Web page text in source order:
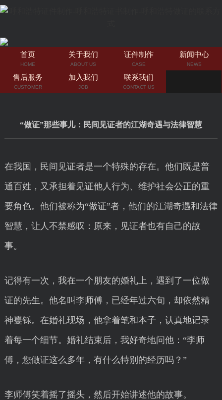
首页
HOME
关于我们
ABOUT US
证件制作
CASE
新闻中心
NEWS
售后服务
CUSTOMER
加入我们
JOB
联系我们
CONTACT US
“做证”那些事儿：民间见证者的江湖奇遇与法律智慧
在我国，民间见证者是一个特殊的存在。他们既是普
通百姓，又承担着见证他人行为、维护社会公正的重
要角色。他们被称为“做证”者，他们的江湖奇遇和法律
智慧，让人不禁感叹：原来，见证者也有自己的故
事。
记得有一次，我在一个朋友的婚礼上，遇到了一位做
证的先生。他名叫李师傅，已经年过六旬，却依然精
神矍铄。在婚礼现场，他拿着笔和本子，认真地记录
着每一个细节。婚礼结束后，我好奇地问他：“李师
傅，您做证这么多年，有什么特别的经历吗？”
李师傅笑着摇了摇头，然后开始讲述他的故事。